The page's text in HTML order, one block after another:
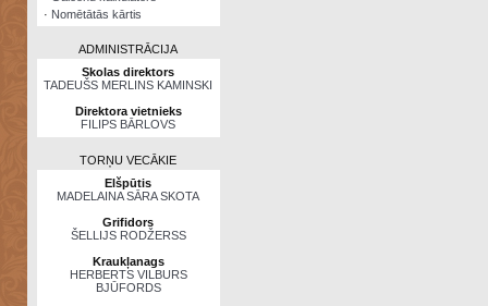
· Nomētātās kārtis
ADMINISTRĀCIJA
Skolas direktors
TADEUŠS MERLINS KAMINSKI
Direktora vietnieks
FILIPS BĀRLOVS
TORŅU VECĀKIE
Elšpūtis
MADELAINA SĀRA SKOTA
Grifidors
ŠELLIJS RODŽERSS
Kraukļanags
HERBERTS VILBURS
BJŪFORDS